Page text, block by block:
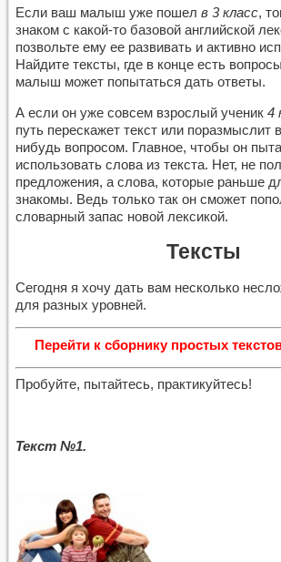
Если ваш малыш уже пошел в 3 класс,
знаком с какой-то базовой английской
позвольте ему ее развивать и активно
Найдите тексты, где в конце есть
малыш может попытаться дать ответы.
А если он уже совсем взрослый ученик 4
путь перескажет текст или поразмыслит
нибудь вопросом. Главное, чтобы он
использовать слова из текста. Нет, не
предложения, а слова, которые раньше
знакомы. Ведь только так он сможет
словарный запас новой лексикой.
Тексты
Сегодня я хочу дать вам несколько
для разных уровней.
Перейти к сборнику простых
Пробуйте, пытайтесь, практикуйтесь!
Текст №1.